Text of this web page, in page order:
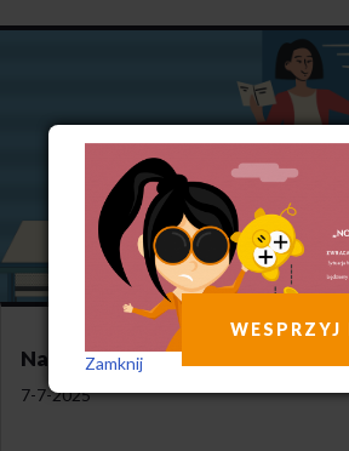
Nauczyciele na śmieciówkach?
7-7-2025
WESPRZYJ
Zamknij